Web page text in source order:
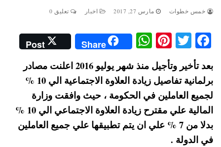
خمس خطوات مارس 27, 2017 اخبار تعليق 0
Fa
ce
bo
ok
T
wi
tte
r
Pi
er
es
t
W
ha
ts
A
pp
Share
Post
بعد تأخير وتأجيل منذ شهر يوليو 2016 اعلنت مصادر
برلمانية تفاصيل زيادة العلاوة الاجتماعية الي 10 %
لجميع العاملين في الحكومة ، حيث وافقت وزارة
المالية علي مقترح زيادة العلاوة الاجتماعي الي 10 %
بدلا من 7 % علي ان يتم تطبيقها علي جميع العاملين
في الدولة .